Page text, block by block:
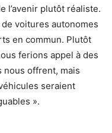
l’avenir plutôt réaliste.
de voitures autonomes
en commun. Plutôt
ferions appel à des
nous offrent, mais
seraient
».